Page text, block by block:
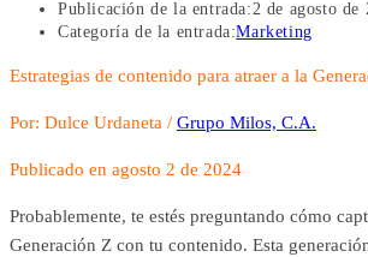
Publicación de la entrada:2 de agosto de
Categoría de la entrada:Marketing
Estrategias de contenido para atraer a la
Por: Dulce Urdaneta / Grupo Milos, C.A.
Publicado en agosto 2 de 2024
Probablemente, te estés preguntando cómo
Generación Z con tu contenido. Esta